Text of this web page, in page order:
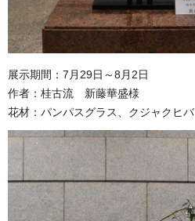
展示期間：7月29日～8月2日
作者：桂古流 新藤華盛様
花材：パンパスグラス、クジャクヒバ